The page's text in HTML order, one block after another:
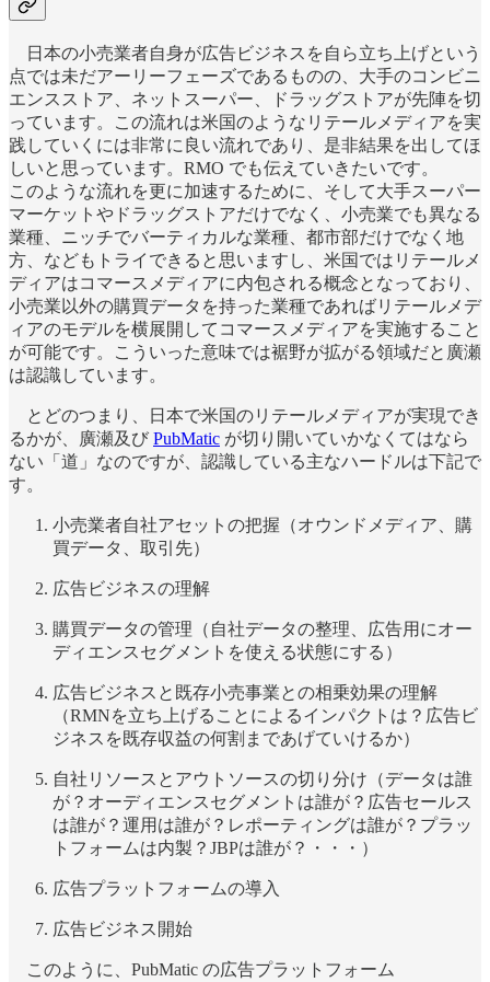
日本の小売業者自身が広告ビジネスを自ら立ち上げという
点では未だアーリーフェーズであるものの、大手のコンビニ
エンスストア、ネットスーパー、ドラッグストアが先陣を切
っています。この流れは米国のようなリテールメディアを実
践していくには非常に良い流れであり、是非結果を出してほ
しいと思っています。RMO でも伝えていきたいです。
このような流れを更に加速するために、そして大手スーパー
マーケットやドラッグストアだけでなく、小売業でも異なる
業種、ニッチでバーティカルな業種、都市部だけでなく地
方、などもトライできると思いますし、米国ではリテールメ
ディアはコマースメディアに内包される概念となっており、
小売業以外の購買データを持った業種であればリテールメデ
ィアのモデルを横展開してコマースメディアを実施すること
が可能です。こういった意味では裾野が拡がる領域だと廣瀬
は認識しています。
とどのつまり、日本で米国のリテールメディアが実現でき
るかが、廣瀬及び PubMatic が切り開いていかなくてはなら
ない「道」なのですが、認識している主なハードルは下記で
す。
小売業者自社アセットの把握（オウンドメディア、購
買データ、取引先）
広告ビジネスの理解
購買データの管理（自社データの整理、広告用にオー
ディエンスセグメントを使える状態にする）
広告ビジネスと既存小売事業との相乗効果の理解
（RMNを立ち上げることによるインパクトは？広告ビ
ジネスを既存収益の何割まであげていけるか）
自社リソースとアウトソースの切り分け（データは誰
が？オーディエンスセグメントは誰が？広告セールス
は誰が？運用は誰が？レポーティングは誰が？プラッ
トフォームは内製？JBPは誰が？・・・）
広告プラットフォームの導入
広告ビジネス開始
このように、PubMatic の広告プラットフォーム